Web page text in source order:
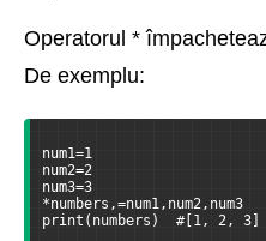
Operatorul *
De exemplu:
num1=1
num2=2
num3=3
*numbers,=num1,num2,num3
print(numbers)  #[1, 2, 3]